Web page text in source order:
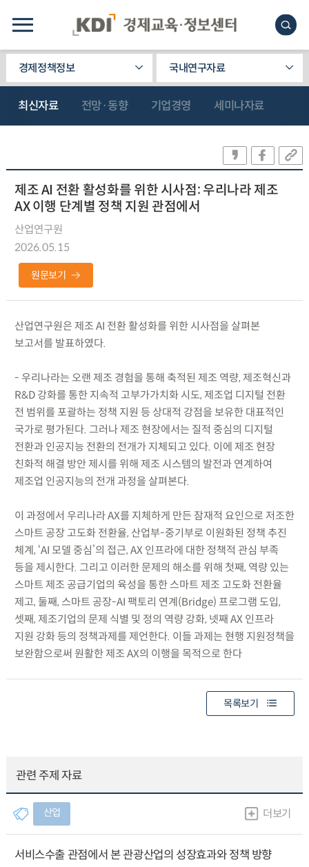
경제정책정보 국내연구자료
최신자료 전망·동향 기업경영 세미나자료
제조 AI 전환 활성화를 위한 시사점: 우리나라 제조
AX 이행 단계별 정책 지원 관점에서
산업연구원
2026.05.15
원문보기
산업연구원은 제조 AI 전환 활성화를 위한 시사점을 살펴본
보고서를 발표하였다.
- 우리나라는 오랜 제조 경험을 통해 축적된 제조 역량, 제조혁신과
R&D 강화를 통한 지속적 고부가가치화 시도, 제조업 디지털 전환
전 범위를 포괄하는 정책 지원 등 상대적 강점을 보유한 대표적인
국가로 평가된다. 그러나 제조 현장에서는 질적 중심의 디지털
전환과 인공지능 전환의 전개가 지체되고 있다. 이에 제조 현장
친화적 해결 방안 제시를 위해 제조 시스템의 발전과 연계하여
제조업 인공지능의 전개 과정을 살펴본다.
이 과정에서 우리나라 AX를 지체하게 만든 잠재적 요인으로 저조한
스마트 공장 고도화 전환율, 산업부-중기부로 이원화된 정책 추진
체계, ‘AI 모델 중심’의 접근, AX 인프라에 대한 정책적 관심 부족
등을 제시한다. 그리고 이러한 문제의 해소를 위해 첫째, 역량 있는
스마트 제조 공급기업의 육성을 통한 스마트 제조 고도화 전환율
제고, 둘째, 스마트 공장-AI 팩토리 연계(Bridge) 프로그램 도입,
셋째, 제조기업의 문제 식별 및 정의 역량 강화, 넷째 AX 인프라
지원 강화 등의 정책과제를 제언한다. 이들 과제는 현행 지원정책을
보완함으로써 원활한 제조 AX의 이행을 목적으로 한다
목록보기
관련 주제 자료
산업 더보기
서비스수출 관점에서 본 관광산업의 성장효과와 정책 방향